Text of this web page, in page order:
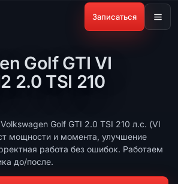
Записаться
Golf GTI VI
2.0 TSI 210
Golf GTI 2.0 TSI 210 л.с. (VI
мощности и момента, улучшение
работа без ошибок. Работаем
до/после.